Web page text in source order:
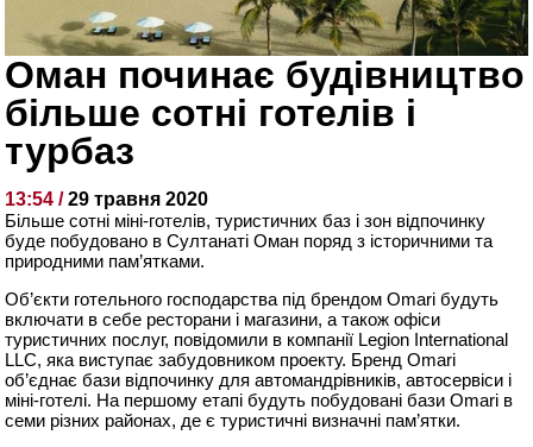
Оман починає будівництво
більше сотні готелів і
турбаз
13:54 /29 травня 2020
Більше сотні міні-готелів, туристичних баз і зон відпочинку
буде побудовано в Султанаті Оман поряд з історичними та
природними пам’ятками.
Об’єкти готельного господарства під брендом Omari будуть
включати в себе ресторани і магазини, а також офіси
туристичних послуг, повідомили в компанії Legion International
LLC, яка виступає забудовником проекту. Бренд Omari
об’єднає бази відпочинку для автомандрівників, автосервіси і
міні-готелі. На першому етапі будуть побудовані бази Omari в
семи різних районах, де є туристичні визначні пам’ятки.